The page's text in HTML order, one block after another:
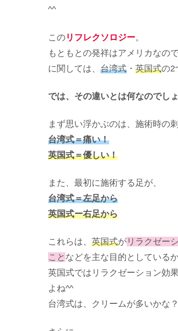
^^
この リフレクソロジー。
もともとの発祥はアメリカなの
に関しては、 台湾式 ・ 英国式の2
では、その違いとは何なのでし
まず思い浮かぶのは、施術時の
台湾式＝痛い！
英国式＝優しい！
また、最初に施術する足が、
台湾式＝左足から
英国式ー右足から
これらは、 英国式が リラクゼー
こと などを主な目的としているか
英国式ではリラクゼーション効
よね^^
台湾式は、クリームが多いかな？